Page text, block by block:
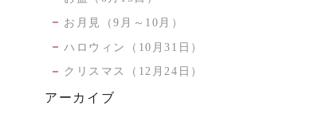
お月見（9月～10月）
ハロウィン（10月31日）
クリスマス（12月24日）
アーカイブ